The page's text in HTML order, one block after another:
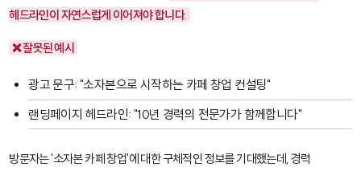
헤드라인이 자연스럽게 이어져야 합니다.
❌ 잘못된 예시
광고 문구: "소자본으로 시작하는 카페 창업 컨설팅"
랜딩페이지 헤드라인: "10년 경력의 전문가가 함께합니다"
방문자는 '소자본 카페 창업'에 대한 구체적인 정보를 기대했는데, 경력